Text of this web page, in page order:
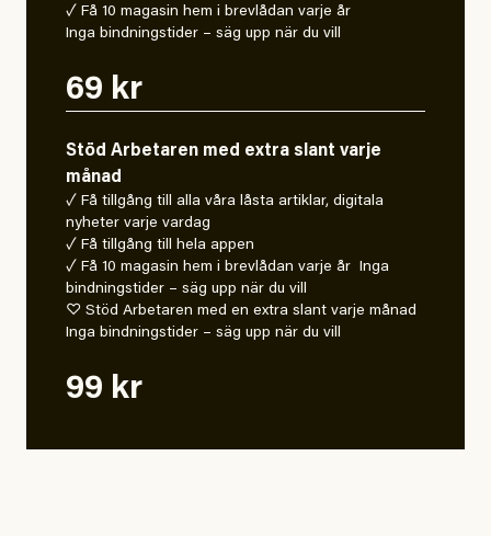
✓ Få 10 magasin hem i brevlådan varje år
Inga bindningstider – säg upp när du vill
69 kr
Stöd Arbetaren med extra slant varje
månad
✓ Få tillgång till alla våra låsta artiklar, digitala
nyheter varje vardag
✓ Få tillgång till hela appen
✓ Få 10 magasin hem i brevlådan varje år Inga
bindningstider – säg upp när du vill
♡ Stöd Arbetaren med en extra slant varje månad
Inga bindningstider – säg upp när du vill
99 kr